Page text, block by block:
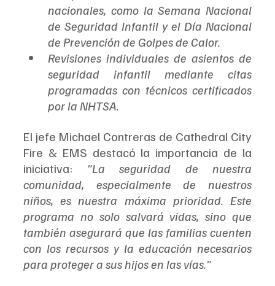
nacionales, como la Semana Nacional
de Seguridad Infantil y el Día Nacional
de Prevención de Golpes de Calor.
Revisiones individuales de asientos de
seguridad infantil mediante citas
programadas con técnicos certificados
por la NHTSA.
El jefe Michael Contreras de Cathedral City
Fire & EMS destacó la importancia de la
iniciativa: "La seguridad de nuestra
comunidad, especialmente de nuestros
niños, es nuestra máxima prioridad. Este
programa no solo salvará vidas, sino que
también asegurará que las familias cuenten
con los recursos y la educación necesarios
para proteger a sus hijos en las vías."